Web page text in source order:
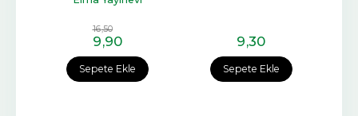
Sepete Ekle
16,50
9,90
Sepete Ekle
9,30